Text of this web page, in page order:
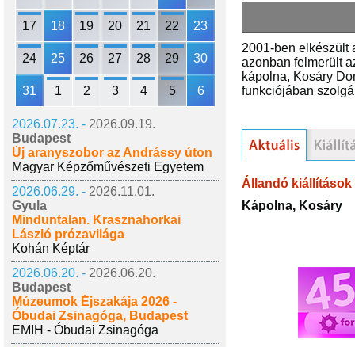
17 18 19 20 21 22 23
24 25 26 27 28 29 30
31 1 2 3 4 5 6
2026.07.23. - 2026.09.19.
Budapest
Új aranyszobor az Andrássy úton
Magyar Képzőművészeti Egyetem
2026.06.29. - 2026.11.01.
Gyula
Minduntalan. Krasznahorkai
László prózavilága
Kohán Képtár
2026.06.20. - 2026.06.20.
Budapest
Múzeumok Éjszakája 2026 -
Óbudai Zsinagóga, Budapest
EMIH - Óbudai Zsinagóga
2001-ben elkészült
azonban felmerült
kápolna, Kosáry
funkciójában
Állandó kiállítások
Kápolna, Kosáry